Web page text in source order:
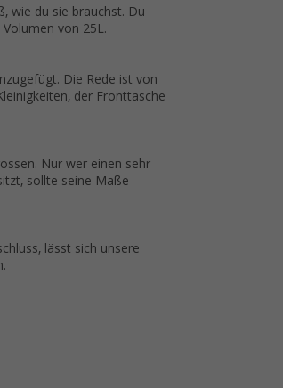
wie du sie brauchst. Du
von 25L.
Die Rede ist von
der Fronttasche
Nur wer einen sehr
sollte seine Maße
lässt sich unsere